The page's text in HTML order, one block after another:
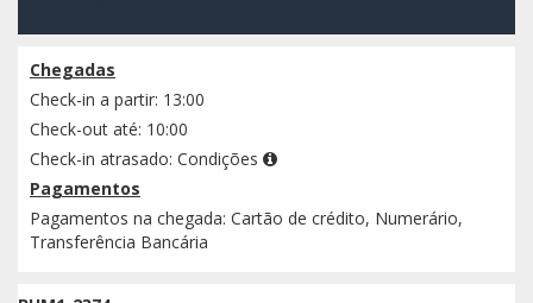
Chegadas
Check-in a partir: 13:00
Check-out até: 10:00
Check-in atrasado: Condições
Pagamentos
Pagamentos na chegada: Cartão de crédito, Numerário,
Transferência Bancária